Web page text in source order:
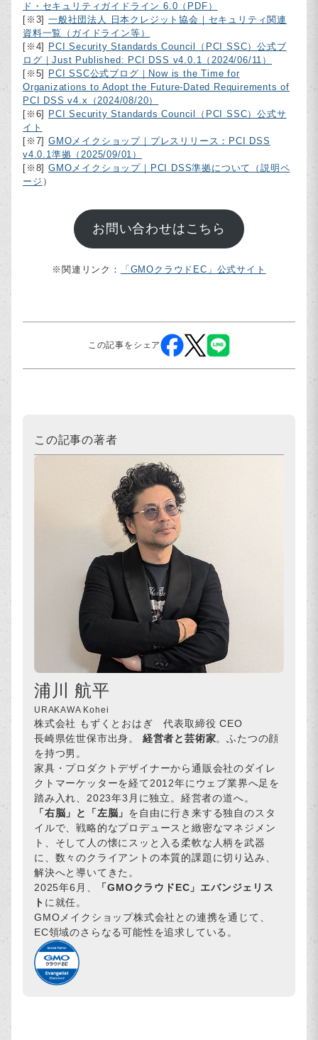
ド・セキュリティガイドライン 6.0（PDF）
[※3] 一般社団法人 日本クレジット協会｜セキュリティ関連
資料一覧（ガイドライン等）
[※4] PCI Security Standards Council（PCI SSC）公式ブ
ログ｜Just Published: PCI DSS v4.0.1（2024/06/11）
[※5] PCI SSC公式ブログ｜Now is the Time for
Organizations to Adopt the Future-Dated Requirements of
PCI DSS v4.x（2024/08/20）
[※6] PCI Security Standards Council（PCI SSC）公式サ
イト
[※7] GMOメイクショップ｜プレスリリース：PCI DSS
v4.0.1準拠（2025/09/01）
[※8] GMOメイクショップ｜PCI DSS準拠について（説明ペ
ージ ）
お問い合わせはこちら
※関連リンク： 「GMOクラウドEC」公式サイト
この記事をシェア
この記事の著者
浦川 航平
URAKAWA Kohei
株式会社 もずくとおはぎ 代表取締役 CEO
長崎県佐世保市出身。 経営者と芸術家。ふたつの顔
を持つ男。
家具・プロダクトデザイナーから通販会社のダイレ
クトマーケッターを経て2012年にウェブ業界へ足を
踏み入れ、2023年3月に独立。経営者の道へ。
「右脳」と「左脳」 を自由に行き来する独自のスタ
イルで、戦略的なプロデュースと緻密なマネジメン
ト、そして人の懐にスッと入る柔軟な人柄を武器
に、数々のクライアントの本質的課題に切り込み、
解決へと導いてきた。
2025年6月、
「GMOクラウドEC」エバンジェリス
ト に就任。
GMOメイクショップ株式会社との連携を通じて、
EC領域のさらなる可能性を追求している。